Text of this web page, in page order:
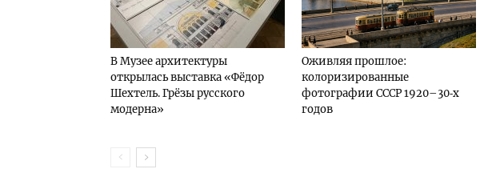
В Музее архитектуры
открылась выставка «Фёдор
Шехтель. Грёзы русского
модерна»
Оживляя прошлое:
колоризированные
фотографии СССР 1920–30‑х
годов